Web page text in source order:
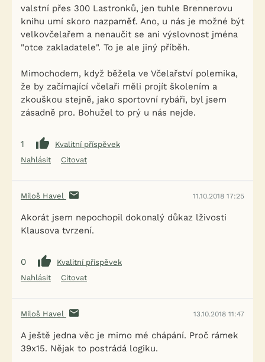
valstní přes 300 Lastronků, jen tuhle Brennerovu
knihu umí skoro nazpaměť. Ano, u nás je možné být
velkovčelařem a nenaučit se ani výslovnost jména
"otce zakladatele". To je ale jiný příběh.
Mimochodem, když běžela ve Včelařství polemika,
že by začímající včelaři měli projít školením a
zkouškou stejně, jako sportovní rybáři, byl jsem
zásadně pro. Bohužel to prý u nás nejde.
1
Kvalitní příspěvek
Nahlásit
Citovat
Miloš Havel 11.10.2018 17:25
Akorát jsem nepochopil dokonalý důkaz lživosti
Klausova tvrzení.
0
Kvalitní příspěvek
Nahlásit
Citovat
Miloš Havel 13.10.2018 11:47
A ještě jedna věc je mimo mé chápání. Proč rámek
39x15. Nějak to postrádá logiku.